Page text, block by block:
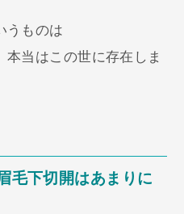
うものは
当はこの世に存在しま
毛下切開はあまりに